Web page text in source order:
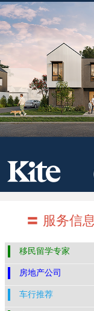
〓 服务信
移民留学专家
房地产公司
车行推荐